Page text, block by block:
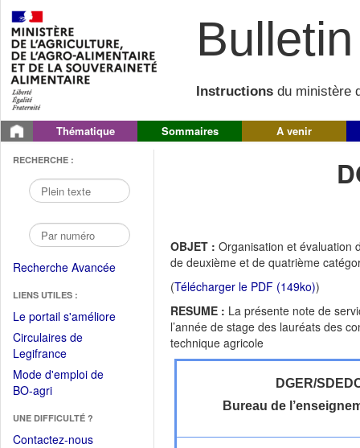
Instructions du ministère
Thématique Sommaires A venir
RECHERCHE :
Recherche Avancée
LIENS UTILES :
Le portail s'améliore(Fichier
Circulaires de
Legifrance(Ouvrir
dans
une
fenêtre)
Mode d'emploi de
BO-agri(Ouvrir
une
nouvelle
UNE DIFFICULTÉ ?
Contactez-nous
OBJET : Organisation et évaluation
de deuxième et de quatrième
(Télécharger le PDF (149ko))
RESUME : La présente note de
l’année de stage des lauréats des
technique agricole
DGER/
Bureau de